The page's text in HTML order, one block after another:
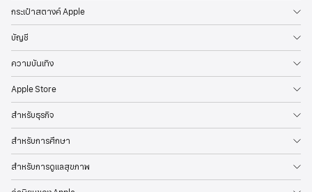
กระเป๋าสตางค์ Apple
บัญชี
ความบันเทิง
Apple Store
สำหรับธุรกิจ
สำหรับการศึกษา
สำหรับการดูแลสุขภาพ